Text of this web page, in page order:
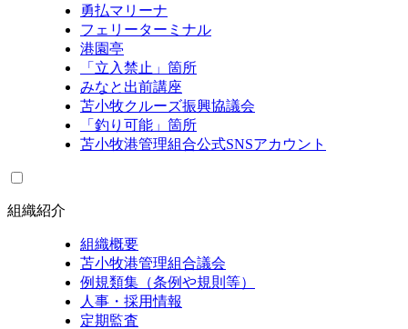
勇払マリーナ
フェリーターミナル
港園亭
「立入禁止」箇所
みなと出前講座
苫小牧クルーズ振興協議会
「釣り可能」箇所
苫小牧港管理組合公式SNSアカウント
組織紹介
組織概要
苫小牧港管理組合議会
例規類集（条例や規則等）
人事・採用情報
定期監査